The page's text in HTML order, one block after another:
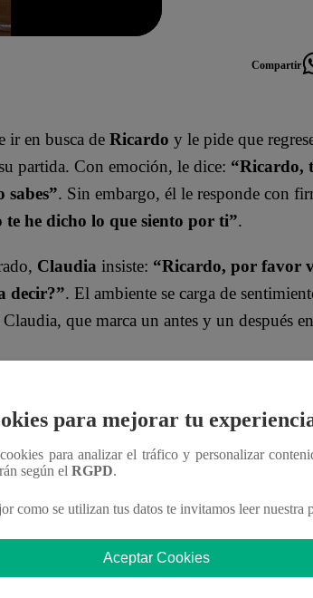
Compartir
ir en busca de Ricardo y le pide que
partida. Con emoción, le dice: “Ricardo,
. Sin embargo, él le responde con
te he dicho lo que siento por ti”.
Claudia insiste: “Ricardo, por favor
decir?”. El ambiente se carga de
que marca un antes y un después
¿Será este beso el inicio de un
enEres Mi Bien.
mi bien”?
en ESTE enlace .
para mejorar tu
para analizar el tráfico y personalizar
según el RGPD.
como se utilizan tus datos te invitamos leer nuestra
Aceptar Cookies